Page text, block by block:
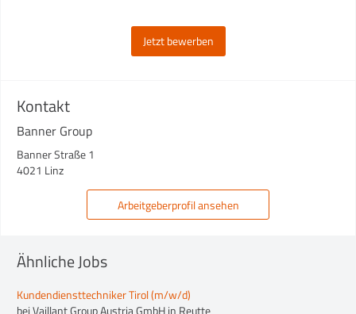
Jetzt bewerben
Kontakt
Banner Group
Banner Straße 1
4021 Linz
Arbeitgeberprofil ansehen
Ähnliche Jobs
Kundendiensttechniker Tirol (m/w/d)
bei Vaillant Group Austria GmbH in Reutte